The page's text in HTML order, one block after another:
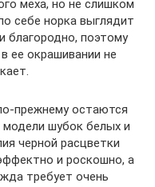
меха, но не слишком
себе норка выглядит
благородно, поэтому
ее окрашивании не
прежнему остаются
шубок белых и
черной расцветки
и роскошно, а
требует очень